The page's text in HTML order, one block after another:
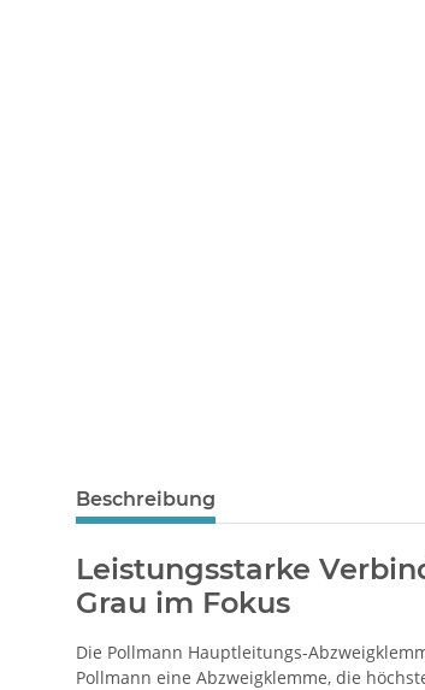
Beschreibung
Leistungsstarke
Grau im Fokus
Die Pollmann Hauptleitungs-
Pollmann eine Abzweigklemme, die